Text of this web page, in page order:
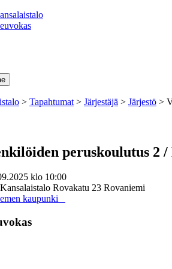
> Tapahtumat > Järjestäjä > Järjestö >
peruskoulutus 2
klo 10:00
Rovakatu 23 Rovaniemi